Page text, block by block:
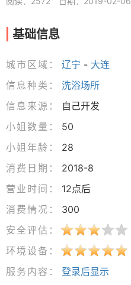
基础信息
城市区域： 辽宁 - 大连
信息种类：
洗浴场所
信息来源：
自己开发
小姐数量：
50
小姐年龄：
28
消费日期：
2018-8
营业时间：
12点后
消费情况：
300
安全评估：
环境设备：
服务内容：
登录后显示